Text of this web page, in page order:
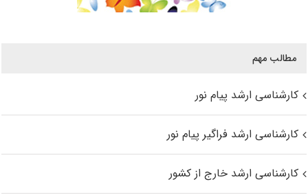
مطالب مهم
کارشناسی ارشد پیام نور
کارشناسی ارشد فراگیر پیام نور
کارشناسی ارشد خارج از کشور